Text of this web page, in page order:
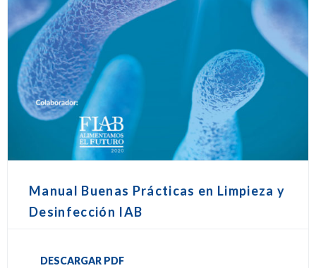
Manual Buenas Prácticas en Limpieza y
Desinfección IAB
DESCARGAR PDF